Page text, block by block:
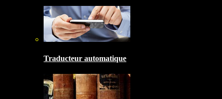
Traducteur automatique